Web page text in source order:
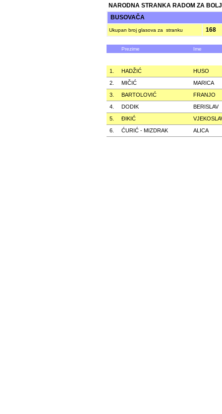
NARODNA STRANKA RADOM ZA
BUSOVAČA
Ukupan broj glasova za stranku 168
Prezime Ime
1. HADŽIĆ
HUSO
2.
MIČIĆ
MARICA
3.
BARTOLOVIĆ
FRANJO
4.
DODIK
BERISLAV
5.
ÐIKIĆ
6.
ĆURIĆ - MIZDRAK ALICA